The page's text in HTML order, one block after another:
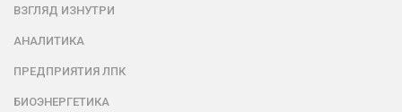
ВЗГЛЯД ИЗНУТРИ
АНАЛИТИКА
ПРЕДПРИЯТИЯ ЛПК
БИОЭНЕРГЕТИКА